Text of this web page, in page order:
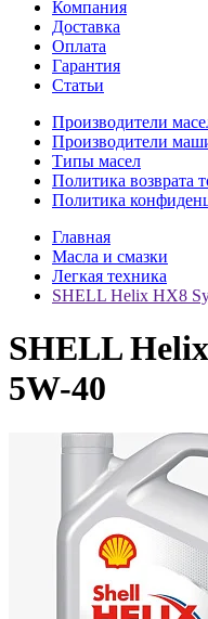
Компания
Доставка
Оплата
Гарантия
Статьи
Производители
Производители
Типы масел
Политика возврата
Политика
Главная
Масла и смазки
Легкая техника
SHELL Helix HX8
SHELL
5W-40